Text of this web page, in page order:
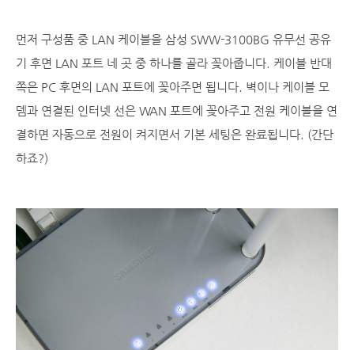
먼저 구성품 중 LAN 케이블을 삼성 SWW-3100BG 유무선 공유
기 후면 LAN 포트 네 곳 중 하나를 골라 꽂아줍니다. 케이블 반대
쪽은 PC 후면의 LAN 포트에 꽂아주면 됩니다. 벽이나 케이블 모
뎀과 연결된 인터넷 선은 WAN 포트에 꽂아주고 전원 케이블을 연
결하면 자동으로 전원이 켜지면서 기본 세팅은 완료됩니다. (간단
하죠?)